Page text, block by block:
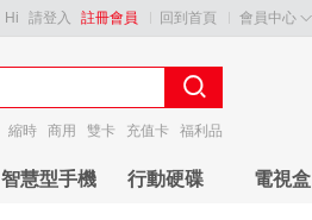
回到首頁 會員中心
Hi 請登入 註冊會員
縮時 商用 雙卡 充值卡 福利品
智慧型手機 行動硬碟 電視盒